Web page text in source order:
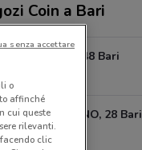
Coin a Bari
Via Argiro 48 Bari
VIA SPARANO, 28 Bari
796 m
o
affinché
cui queste
rilevanti.
clic
senza accettare